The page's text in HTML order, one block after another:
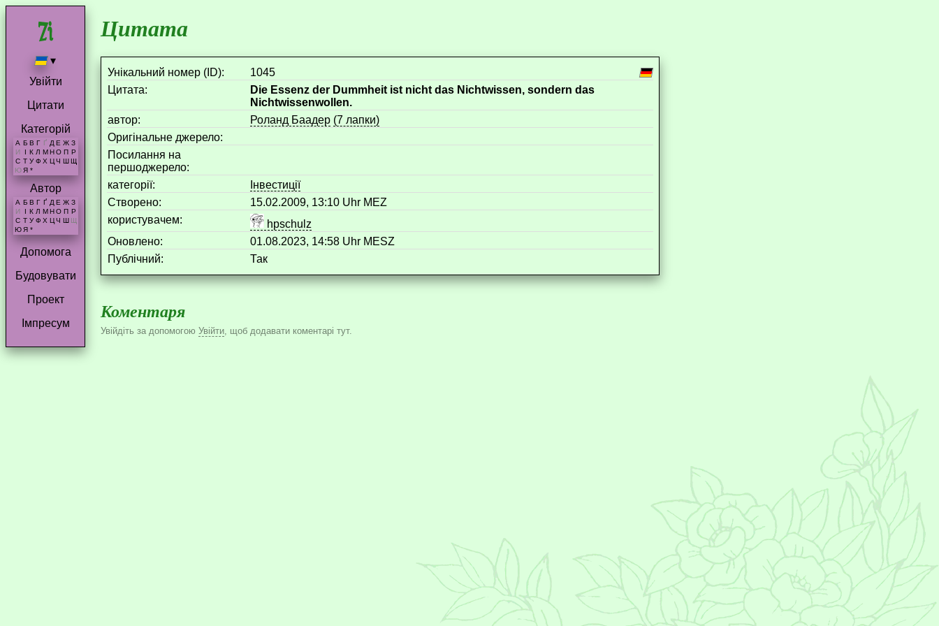
▾
Увійти
Цитати
Категорій
А Б В Г Ґ Д Е Ж З
И
І К Л М Н О П Р
С Т У Ф Х Ц Ч Ш Щ
Ю Я *
Автор
А Б В Г Ґ Д Е Ж З
И
К Л М Н О П Р
С Т У Ф Х Ц Ч Ш Щ
Ю Я *
Допомога
Будовувати
Проект
Імпресум
Цитата
Унікальний номер (ID):
1045
Цитата:
Die Essenz der Dummheit ist nicht das Nichtwissen, sondern das
Nichtwissenwollen.
aвтор:
Роланд Баадер (7 лапки)
Оригінальне джерело:
Посилання на
першоджерело:
категорії:
Інвестиції
Створено:
15.02.2009, 13:10 Uhr MEZ
користувачем:
hpschulz
Оновлено:
01.08.2023, 14:58 Uhr MESZ
Публічний:
Так
Коментаря
Увійдіть за допомогою Увійти , щоб додавати коментарі тут.